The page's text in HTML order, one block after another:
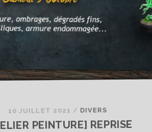
10 JUILLET 2021 / DIVERS
PEINTURE] REPRISE